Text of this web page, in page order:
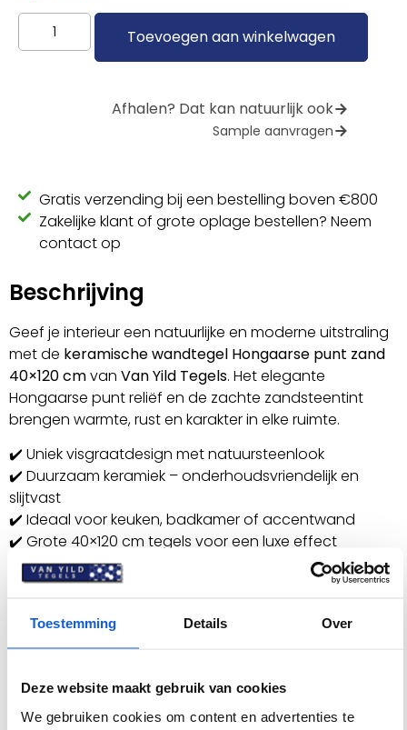
Toestemming Details Over
Deze website maakt gebruik van cookies
We gebruiken cookies om content en advertenties te
Toevoegen aan winkelwagen
Afhalen? Dat kan natuurlijk ook
Sample aanvragen
Gratis verzending bij een bestelling boven €800
Zakelijke klant of grote oplage bestellen? Neem
contact op
Beschrijving
Geef je interieur een natuurlijke en moderne uitstraling
met de keramische wandtegel Hongaarse punt zand
40×120 cmvan Van Yild Tegels. Het elegante
Hongaarse punt reliëf en de zachte zandsteentint
brengen warmte, rust en karakter in elke ruimte.
✔️ Uniek visgraatdesign met natuursteenlook
✔️ Duurzaam keramiek – onderhoudsvriendelijk en
slijtvast
✔️ Ideaal voor keuken, badkamer of accentwand
✔️ Grote 40×120 cm tegels voor een luxe effect
Direct leverbaar bij Van Yild Tegels
– stijlvolle kwaliteit
Specificaties
Artikelnummer VYDSJ9383K